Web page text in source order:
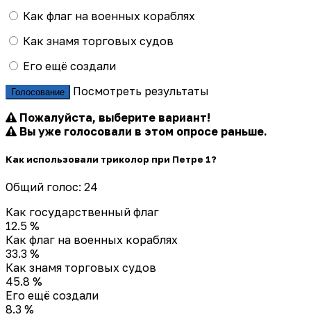
Как флаг на военных кораблях
Как знамя торговых судов
Его ещё создали
Голосование
Посмотреть результаты
Пожалуйста, выберите вариант!
Вы уже голосовали в этом опросе раньше.
Как использовали триколор при Петре 1?
Общий голос: 24
Как государственный флаг
12.5 %
Как флаг на военных кораблях
33.3 %
Как знамя торговых судов
45.8 %
Его ещё создали
8.3 %